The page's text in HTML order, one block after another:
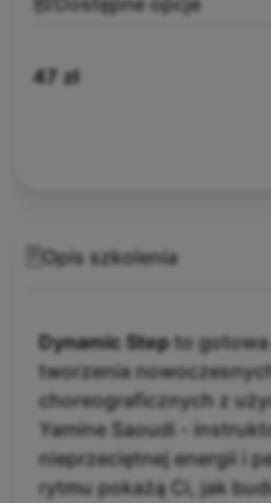
47 zł
Opis szkolenia
Dynamic Stepto gotowa
tworzenia
choreograficznych z
Yamine Saoudi -
nieprzeciętnej energii i
rytmu pokażą Ci, jak